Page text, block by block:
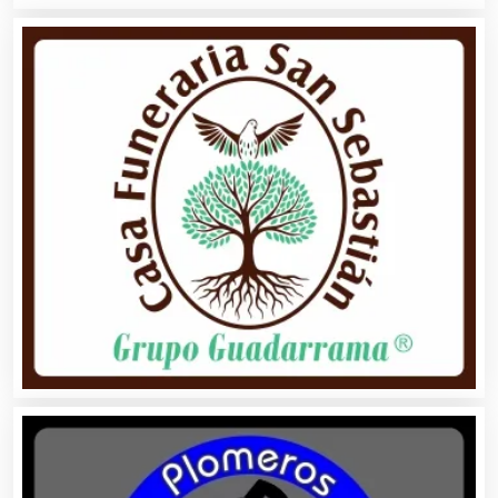
Autobuses
Automatización
Automóviles Nuevos y Usados
Autopartes Eléctricas
Avaluos